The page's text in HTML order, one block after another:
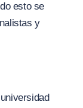
esto se
y